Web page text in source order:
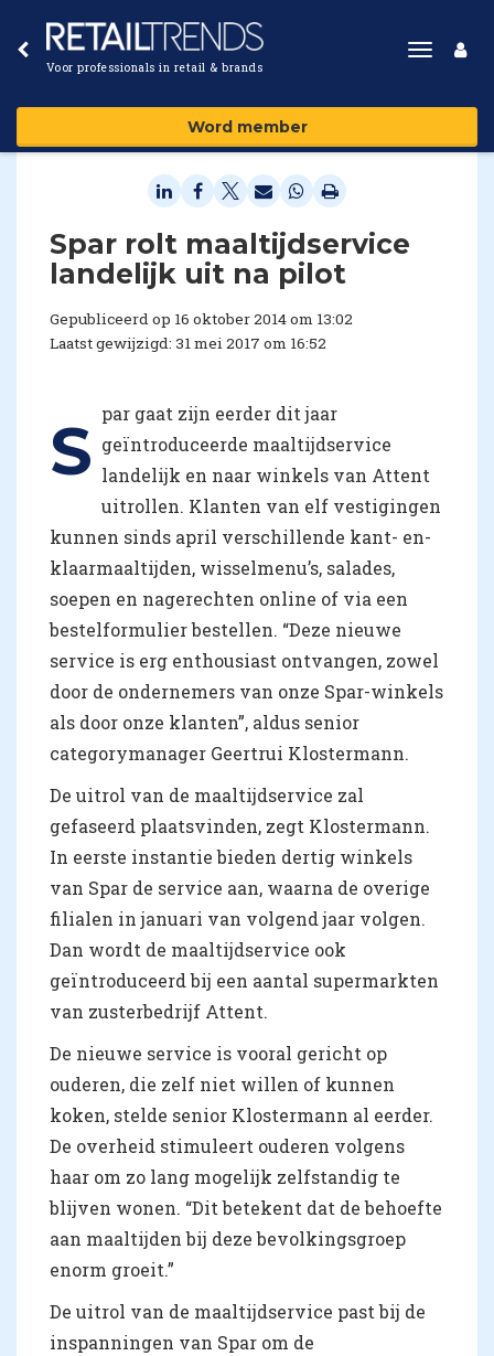
Voor professionals in retail & brands
Toggle
Word member
Spar rolt maaltijdservice
landelijk uit na pilot
Gepubliceerd op 16 oktober 2014 om 13:02
Laatst gewijzigd: 31 mei 2017 om 16:52
S par gaat zijn eerder dit jaar
geïntroduceerde maaltijdservice
landelijk en naar winkels van Attent
uitrollen. Klanten van elf vestigingen
kunnen sinds april verschillende kant- en-
klaarmaaltijden, wisselmenu’s, salades,
soepen en nagerechten online of via een
bestelformulier bestellen. “Deze nieuwe
service is erg enthousiast ontvangen, zowel
door de ondernemers van onze Spar-winkels
als door onze klanten”, aldus senior
categorymanager Geertrui Klostermann.
De uitrol van de maaltijdservice zal
gefaseerd plaatsvinden, zegt Klostermann.
In eerste instantie bieden dertig winkels
van Spar de service aan, waarna de overige
filialen in januari van volgend jaar volgen.
Dan wordt de maaltijdservice ook
geïntroduceerd bij een aantal supermarkten
van zusterbedrijf Attent.
De nieuwe service is vooral gericht op
ouderen, die zelf niet willen of kunnen
koken, stelde senior Klostermann al eerder.
De overheid stimuleert ouderen volgens
haar om zo lang mogelijk zelfstandig te
blijven wonen. “Dit betekent dat de behoefte
aan maaltijden bij deze bevolkingsgroep
enorm groeit.”
De uitrol van de maaltijdservice past bij de
inspanningen van Spar om de